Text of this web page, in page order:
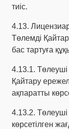
тиіс.
4.13.
Төлемді
бас тартуға
4.13.1.
Қайтару
ақпаратты
4.13.2. Төлеуші
көрсетілген